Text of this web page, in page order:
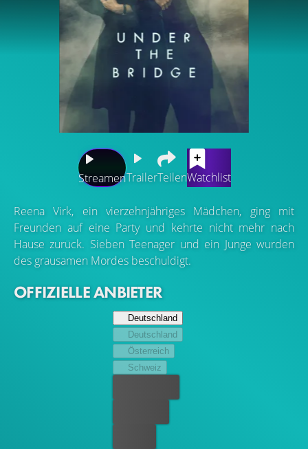
StreamenTrailerTeilenWatchlist
Reena Virk, ein vierzehnjähriges Mädchen, ging mit
Freunden auf eine Party und kehrte nicht mehr nach
Hause zurück. Sieben Teenager und ein Junge wurden
des grausamen Mordes beschuldigt.
OFFIZIELLE ANBIETER
Deutschland
Deutschland
Österreich
Schweiz